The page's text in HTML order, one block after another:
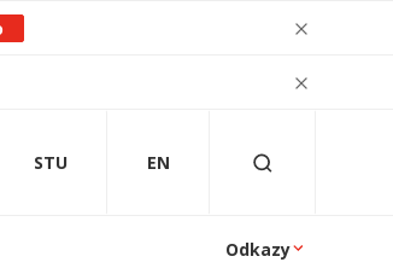
STU EN
Odkazy